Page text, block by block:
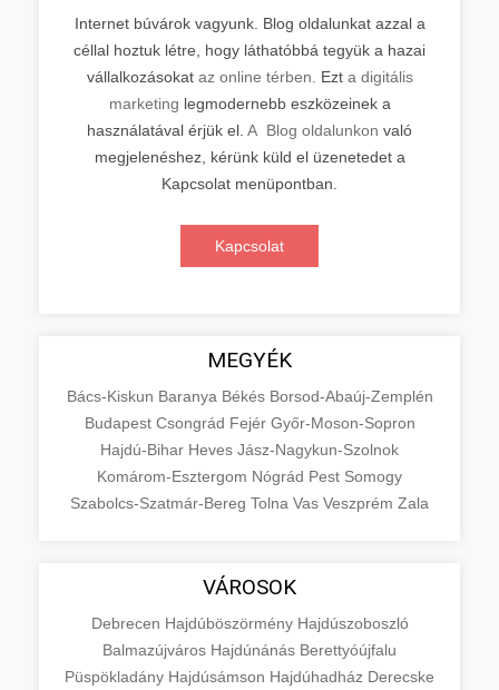
Internet búvárok vagyunk. Blog oldalunkat azzal a
céllal hoztuk létre, hogy láthatóbbá tegyük a hazai
vállalkozásokat az online térben. Ezt a digitális
marketing legmodernebb eszközeinek a
használatával érjük el. A Blog oldalunkon való
megjelenéshez, kérünk küld el üzenetedet a
Kapcsolat menüpontban.
Kapcsolat
MEGYÉK
Bács-Kiskun Baranya Békés Borsod-Abaúj-Zemplén
Budapest Csongrád Fejér Győr-Moson-Sopron
Hajdú-Bihar Heves Jász-Nagykun-Szolnok
Komárom-Esztergom Nógrád Pest Somogy
Szabolcs-Szatmár-Bereg Tolna Vas Veszprém Zala
VÁROSOK
Debrecen Hajdúböszörmény Hajdúszoboszló
Balmazújváros Hajdúnánás Berettyóújfalu
Püspökladány Hajdúsámson Hajdúhadház Derecske